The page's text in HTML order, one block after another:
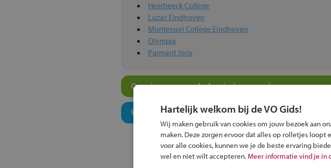
Heerbeeck College
Luzac Eindhoven
Montessori College Eindhoven
Olympia
Parmant Joris
Overige mavo-scholen in jouw regio
Welk onderwijsconcept past bij jou?
Hartelijk welkom bij de VO Gids!
Wij maken gebruik van cookies om jouw bezoek aan
maken. Deze zorgen ervoor dat alles op rolletjes loopt
voor alle cookies, kunnen we je de beste ervaring
wel en niet wilt accepteren. Meer informatie vind je in